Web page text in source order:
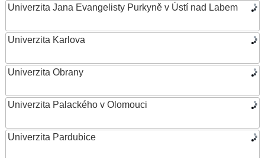
Univerzita Jana Evangelisty Purkyně v Ústí nad Labem
Univerzita Karlova
Univerzita Obrany
Univerzita Palackého v Olomouci
Univerzita Pardubice